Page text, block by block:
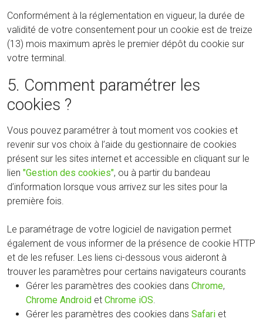
Conformément à la réglementation en vigueur, la durée de
validité de votre consentement pour un cookie est de treize
(13) mois maximum après le premier dépôt du cookie sur
votre terminal.
5. Comment paramétrer les
cookies ?
Vous pouvez paramétrer à tout moment vos cookies et
revenir sur vos choix à l’aide du gestionnaire de cookies
présent sur les sites internet et accessible en cliquant sur le
lien "Gestion des cookies", ou à partir du bandeau
d’information lorsque vous arrivez sur les sites pour la
première fois.
Le paramétrage de votre logiciel de navigation permet
également de vous informer de la présence de cookie HTTP
et de les refuser. Les liens ci-dessous vous aideront à
trouver les paramètres pour certains navigateurs courants
Gérer les paramètres des cookies dans Chrome,
Chrome Android et Chrome iOS.
Gérer les paramètres des cookies dans Safari et